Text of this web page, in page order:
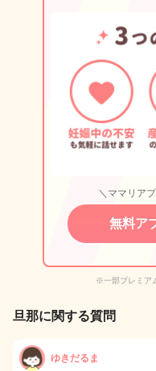
＼ママリア
無料ア
※一部プレミア
旦那に関する質問
ゆきだるま